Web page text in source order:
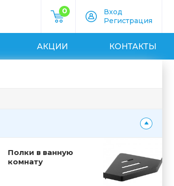
0
Вход
Регистрация
АКЦИИ КОНТАКТЫ
Полки в ванную
комнату